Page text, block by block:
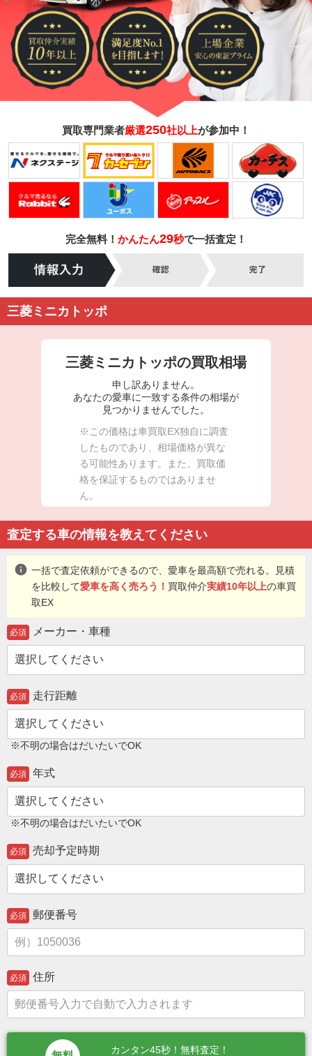
買取専門業者厳選250社以上が参加中！
完全無料！ かんたん29秒で一括査定！
三菱ミニカトッポ
三菱ミニカトッポの買取相場
申し訳ありません。
あなたの愛車に一致する条件の相場が
見つかりませんでした。
※この価格は車買取EX独自に調査
したものであり、相場価格が異な
る可能性あります。また、買取価
格を保証するものではありませ
ん。
査定する車の情報を教えてください
info 一括で査定依頼ができるので、愛車を最高額で売れる。見積
を比較して愛車を高く売ろう！ 買取仲介実績10年以上の車買
取EX
必須 メーカー・車種
必須 走行距離
※不明の場合はだいたいでOK
必須 年式
※不明の場合はだいたいでOK
必須 売却予定時期
必須 郵便番号
必須 住所
カンタン45秒！無料査定！